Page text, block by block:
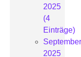
2025
(4
Einträge)
September
2025